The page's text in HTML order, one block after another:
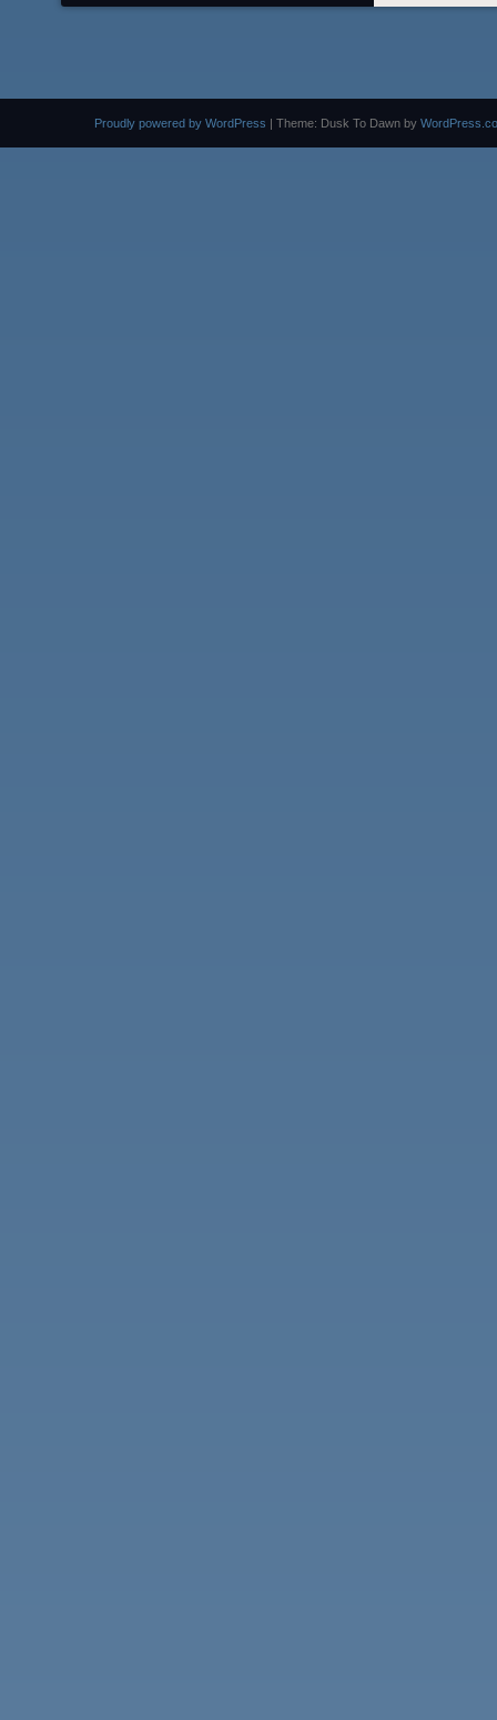
Proudly powered by WordPress | Theme: Dusk To Dawn by